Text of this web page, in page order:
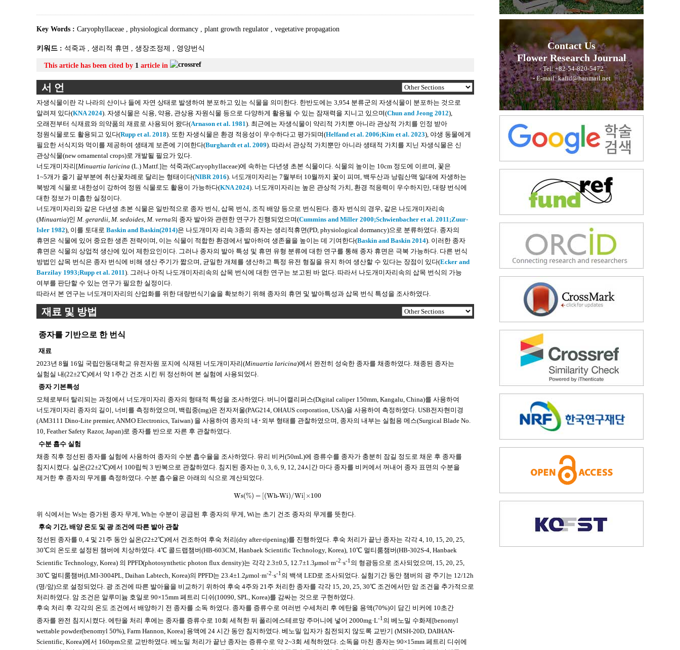
Key Words : Caryophyllaceae , physiological dormancy , plant growth regulator , vegetative propagation
키워드 : 석죽과 , 생리적 휴면 , 생장조정제 , 영양번식
This article has been cited by 1 article in
서 언
자생식물이란 각 나라의 산이나 들에 자연 상태로 발생하여 분포하고 있는 식물을 의미한다. 한반도에는 3,954 분류군의 자생식물이 분포하는 것으로
알려져 있다(KNA 2024). 자생식물은 식용, 약용, 관상용 자원식물 등으로 다양하게 활용될 수 있는 잠재력을 지니고 있으며(Chun and Jeong 2012),
오래전부터 식재료와 의약품의 재료로 사용되어 왔다(Arnason et al. 1981). 최근에는 자생식물이 약리적 가치뿐 아니라 관상적 가치를 인정 받아
정원식물로도 활용되고 있다(Rupp et al. 2018). 또한 자생식물은 환경 적응성이 우수하다고 평가되며(Helfand et al. 2006;Kim et al. 2023), 야생 동물에게
필요한 서식지와 먹이를 제공하여 생태계 보존에 기여한다(Burghardt et al. 2009). 따라서 관상적 가치뿐만 아니라 생태적 가치를 지닌 자생식물은 신
관상식물(new ornamental crops)로 개발될 필요가 있다.
너도개미자리[Minuartia laricina (L.) Mattf.]는 석죽과(Caryophyllaceae)에 속하는 다년생 초본 식물이다. 식물의 높이는 10cm 정도에 이르며, 꽃은
1~5개가 줄기 끝부분에 취산꽃차례로 달리는 형태이다(NIBR 2016). 너도개미자리는 7월부터 10월까지 꽃이 피며, 백두산과 낭림산맥 일대에 자생하는
북방계 식물로 내한성이 강하여 정원 식물로도 활용이 가능하다(KNA 2024). 너도개미자리는 높은 관상적 가치, 환경 적응력이 우수하지만, 대량 번식에
대한 정보가 미흡한 실정이다.
너도개미자리와 같은 다년생 초본 식물은 일반적으로 종자 번식, 삽목 번식, 조직 배양 등으로 번식된다. 종자 번식의 경우, 같은 나도개미자리속
(Minuartia)인 M. gerardii, M. sedoides, M. verna의 종자 발아와 관련한 연구가 진행되었으며(Cummins and Miller 2000;Schwienbacher et al. 2011;Zuur-
Isler 1982), 이를 토대로 Baskin and Baskin(2014)은 나도개미자 리속 3종의 종자는 생리적휴면(PD, physiological dormancy)으로 분류하였다. 종자의
휴면은 식물에 있어 중요한 생존 전략이며, 이는 식물이 적합한 환경에서 발아하여 생존율을 높이는 데 기여한다(Baskin and Baskin 2014). 이러한 종자
휴면은 식물의 상업적 생산에 있어 제한요인이다. 그러나 종자의 발아 특성 및 휴면 유형 분류에 대한 연구를 통해 종자 휴면은 극복 가능하다. 다른 번식
방법인 삽목 번식은 종자 번식에 비해 생산 주기가 짧으며, 균일한 개체를 생산하고 특정 유전 형질을 유지 하여 생산할 수 있다는 장점이 있다(Ecker and
Barzilay 1993;Rupp et al. 2011). 그러나 아직 나도개미자리속의 삽목 번식에 대한 연구는 보고된 바 없다. 따라서 나도개미자리속의 삽목 번식의 가능
여부를 판단할 수 있는 연구가 필요한 실정이다.
따라서 본 연구는 너도개미자리의 산업화를 위한 대량번식기술을 확보하기 위해 종자의 휴면 및 발아특성과 삽목 번식 특성을 조사하였다.
재료 및 방법
종자를 기반으로 한 번식
재료
2023년 8월 16일 국립안동대학교 유전자원 포지에 식재된 너도개미자리(Minuartia laricina)에서 완전히 성숙한 종자를 채종하였다. 채종된 종자는
실험실 내(22±2℃)에서 약 1주간 건조 시킨 뒤 정선하여 본 실험에 사용되었다.
종자 기본특성
모체로부터 탈리되는 과정에서 너도개미자리 종자의 형태적 특성을 조사하였다. 버니어캘리퍼스(Digital caliper 150mm, Kangalu, China)를 사용하여
너도개미자리 종자의 길이, 너비를 측정하였으며, 백립중(mg)은 전자저울(PAG214, OHAUS corporation, USA)을 사용하여 측정하였다. USB전자현미경
(AM3111 Dino-Lite premier, ANMO Electronics, Taiwan) 을 사용하여 종자의 내･외부 형태를 관찰하였으며, 종자의 내부는 실험용 메스(Surgical Blade No.
10, Feather Safety Razor, Japan)로 종자를 반으로 자른 후 관찰하였다.
수분 흡수 실험
채종 직후 정선된 종자를 실험에 사용하여 종자의 수분 흡수율을 조사하였다. 유리 비커(50mL)에 증류수를 종자가 충분히 잠길 정도로 채운 후 종자를
침지시켰다. 실온(22±2℃)에서 100립씩 3 반복으로 관찰하였다. 침지된 종자는 0, 3, 6, 9, 12, 24시간 마다 종자를 비커에서 꺼내어 종자 표면의 수분을
제거한 후 종자의 무게를 측정하였다. 수분 흡수율은 아래의 식으로 계산되었다.
Ws(%) = [(Wh-Wi)/Wi] ×100
위 식에서는 Ws는 증가된 종자 무게, Wh는 수분이 공급된 후 종자의 무게, Wi는 초기 건조 종자의 무게를 뜻한다.
후숙 기간, 배양 온도 및 광 조건에 따른 발아 관찰
정선된 종자를 0, 4 및 21주 동안 실온(22±2℃)에서 건조하여 후숙 처리(dry after-ripening)를 진행하였다. 후숙 처리가 끝난 종자는 각각 4, 10, 15, 20, 25,
30℃의 온도로 설정된 챔버에 치상하였다. 4℃ 콜드랩챔버(HB-603CM, Hanbaek Scientific Technology, Korea), 10℃ 멀티룸챔버(HB-302S-4, Hanbaek
Scientific Technology, Korea) 의 PPFD(photosynthetic photon flux density)는 각각 2.3±0.5, 12.7±1.3μmol·m-2·s-1 의 형광등으로 조사되었으며, 15, 20, 25,
30℃ 멀티룸챔버(LMI-3004PL, Daihan Labtech, Korea)의 PPFD는 23.4±1.2μmol·m-2·s-1 의 백색 LED로 조사되었다. 실험기간 동안 챔버의 광 주기는 12/12h
(명/암)으로 설정되었다. 광 조건에 따른 발아율을 비교하기 위하여 후숙 4주와 21주 처리한 종자를 각각 15, 20, 25, 30℃ 조건에서만 암 조건을 추가적으로
처리하였다. 암 조건은 알루미늄 호일로 90×15mm 페트리 디쉬(10090, SPL, Korea)를 감싸는 것으로 구현하였다.
후숙 처리 후 각각의 온도 조건에서 배양하기 전 종자를 소독 하였다. 종자를 증류수로 여러번 수세처리 후 에탄올 용액(70%)이 담긴 비커에 10초간
종자를 완전 침지시켰다. 에탄올 처리 후에는 종자를 증류수로 10회 세척한 뒤 폴리에스테르망 주머니에 넣어 2000mg·L-1 의 베노밀 수화제[benomyl
wettable powder(benomyl 50%), Farm Hannon, Korea] 용액에 24 시간 동안 침지하였다. 베노밀 입자가 침전되지 않도록 교반기 (MSH-20D, DAIHAN-
Scientific, Korea)에서 160rpm으로 교반하였다. 베노밀 처리가 끝난 종자는 증류수로 약 2~3회 세척하였다. 소독을 마친 종자는 90×15mm 페트리 디쉬에
Contact Us
Flower Research Journal
- Tel: +82-54-820-5472
- E-mail: kafid@hanmail.net